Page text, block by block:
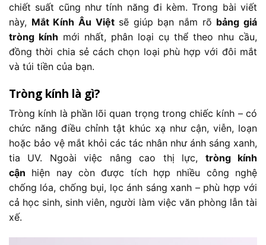
được
chọn
trên
trang
chiết suất cũng như tính năng đi kèm. Trong bài viết
này, Mắt Kính Âu Việtsẽ giúp bạn nắm rõ bảng giá
tròng kính mới nhất, phân loại cụ thể theo nhu cầu,
đồng thời chia sẻ cách chọn loại phù hợp với đôi mắt
và túi tiền của bạn.
Tròng kính là gì?
Tròng kính là phần lõi quan trọng trong chiếc kính – có
chức năng điều chỉnh tật khúc xạ như cận, viễn, loạn
hoặc bảo vệ mắt khỏi các tác nhân như ánh sáng xanh,
tia UV. Ngoài việc nâng cao thị lực, tròng kính
cận hiện nay còn được tích hợp nhiều công nghệ
chống lóa, chống bụi, lọc ánh sáng xanh – phù hợp với
cả học sinh, sinh viên, người làm việc văn phòng lẫn tài
xế.